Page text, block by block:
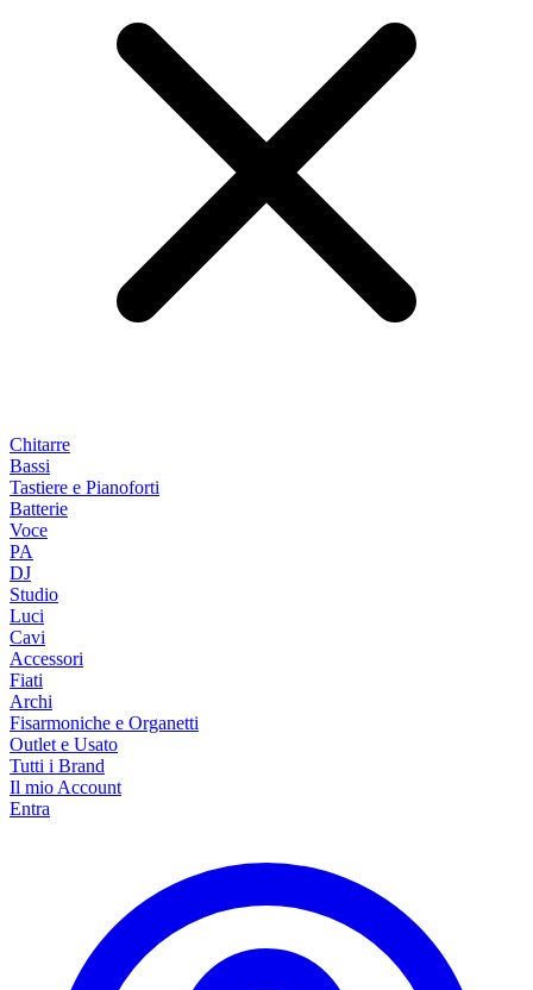
Chitarre
Bassi
Tastiere e Pianoforti
Batterie
Voce
PA
DJ
Studio
Luci
Cavi
Accessori
Fiati
Archi
Fisarmoniche e Organetti
Outlet e Usato
Tutti i Brand
Il mio Account
Entra